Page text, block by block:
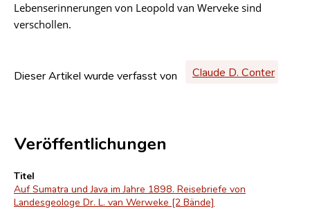
Lebenserinnerungen von Leopold van Werveke sind
verschollen.
Dieser Artikel wurde verfasst von Claude D. Conter
Veröffentlichungen
Titel
Auf Sumatra und Java im Jahre 1898. Reisebriefe von
Landesgeologe Dr. L. van Werweke [2 Bände]